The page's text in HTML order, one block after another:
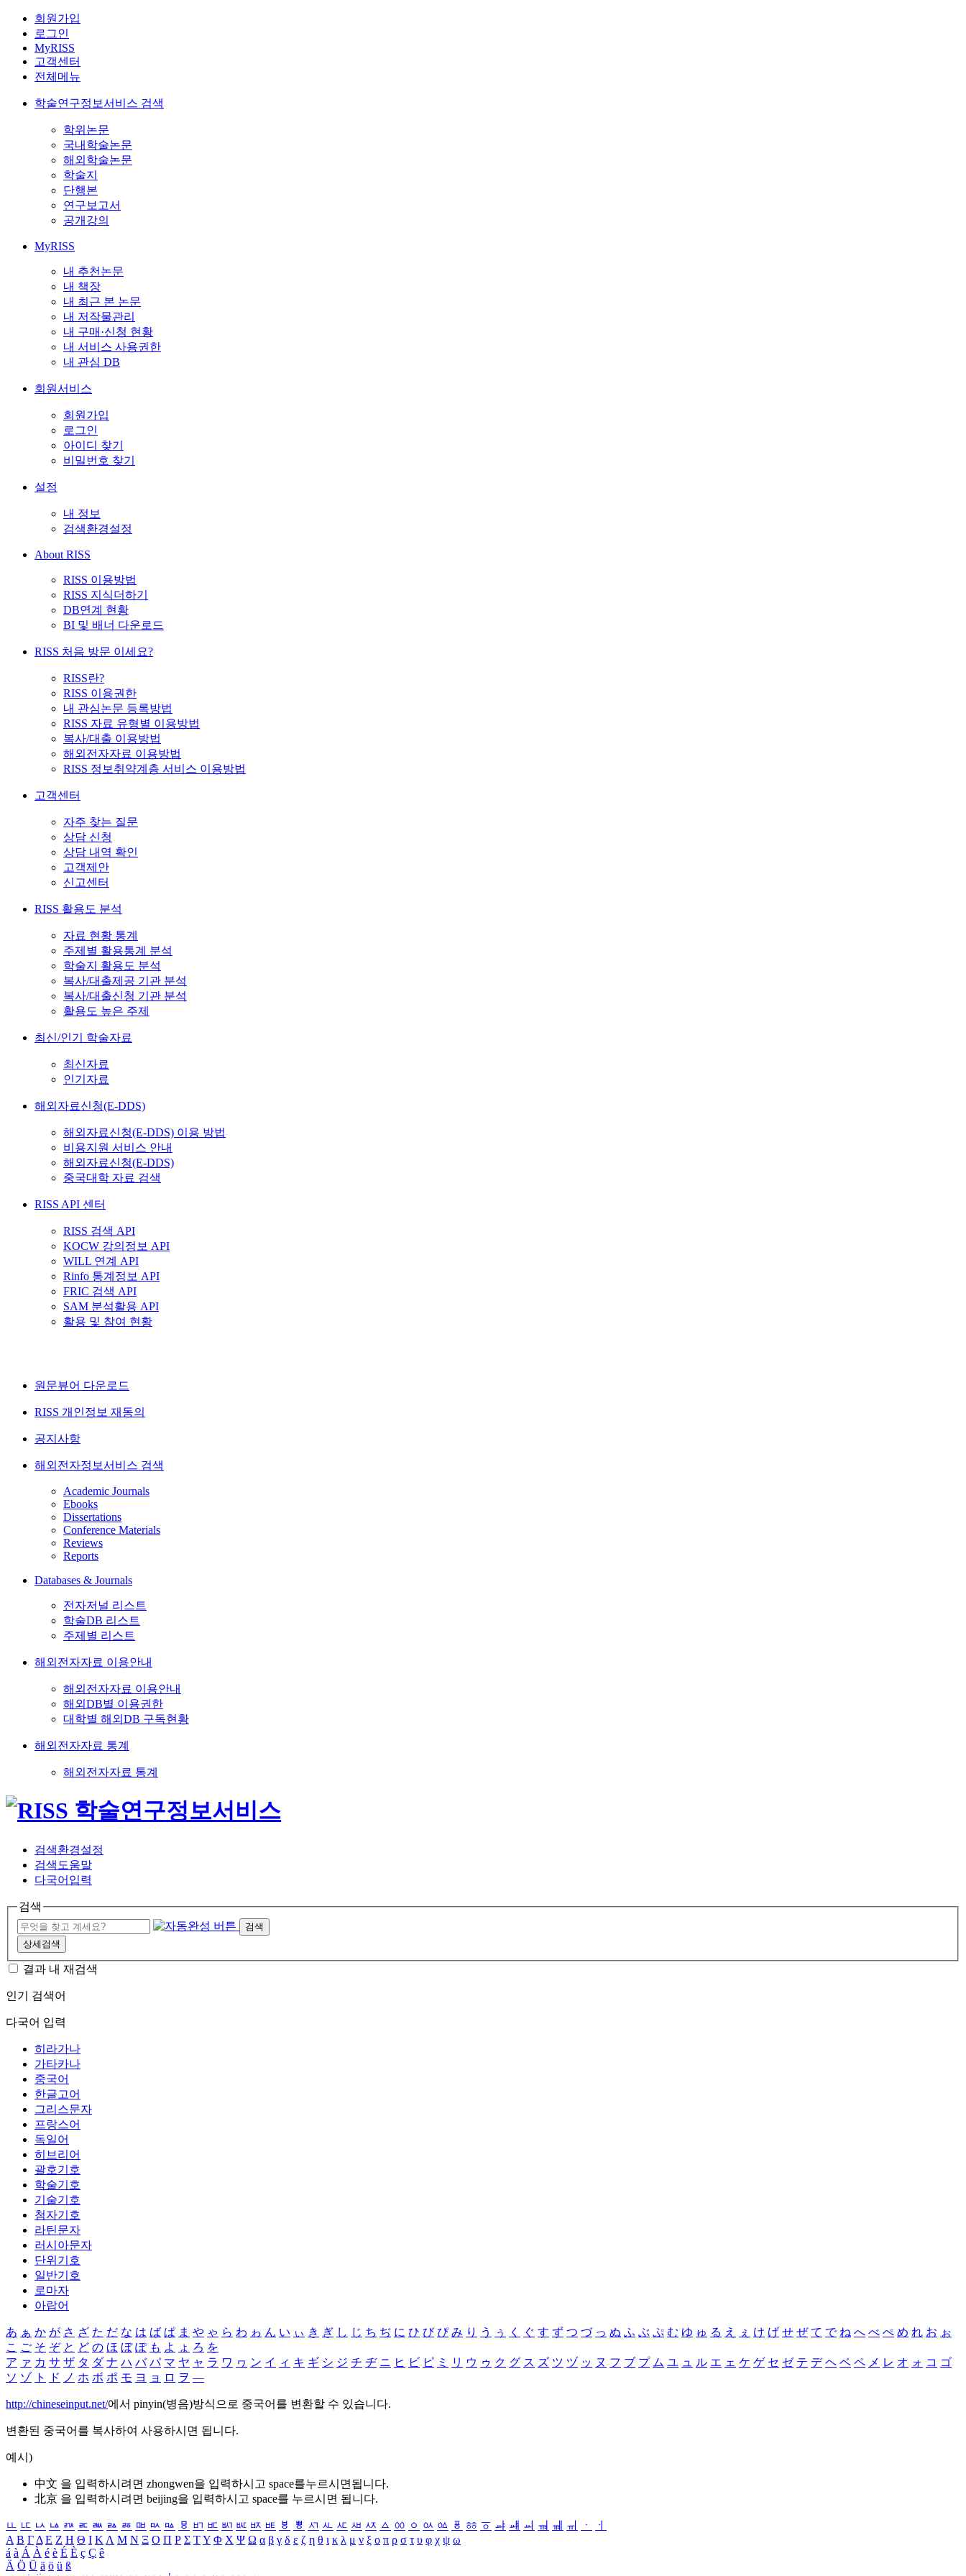
회원가입
로그인
MyRISS
고객센터
전체메뉴
학술연구정보서비스 검색
학위논문
국내학술논문
해외학술논문
학술지
단행본
연구보고서
공개강의
MyRISS
내 추천논문
내 책장
내 최근 본 논문
내 저작물관리
내 구매·신청 현황
내 서비스 사용권한
내 관심 DB
회원서비스
회원가입
로그인
아이디 찾기
비밀번호 찾기
설정
내 정보
검색환경설정
About RISS
RISS 이용방법
RISS 지식더하기
DB연계 현황
BI 및 배너 다운로드
RISS 처음 방문 이세요?
RISS란?
RISS 이용권한
내 관심논문 등록방법
RISS 자료 유형별 이용방법
복사/대출 이용방법
해외전자자료 이용방법
RISS 정보취약계층 서비스 이용방법
고객센터
자주 찾는 질문
상담 신청
상담 내역 확인
고객제안
신고센터
RISS 활용도 분석
자료 현황 통계
주제별 활용통계 분석
학술지 활용도 분석
복사/대출제공 기관 분석
복사/대출신청 기관 분석
활용도 높은 주제
최신/인기 학술자료
최신자료
인기자료
해외자료신청(E-DDS)
해외자료신청(E-DDS) 이용 방법
비용지원 서비스 안내
해외자료신청(E-DDS)
중국대학 자료 검색
RISS API 센터
RISS 검색 API
KOCW 강의정보 API
WILL 연계 API
Rinfo 통계정보 API
FRIC 검색 API
SAM 분석활용 API
활용 및 참여 현황
원문뷰어 다운로드
RISS 개인정보 재동의
공지사항
해외전자정보서비스 검색
Academic Journals
Ebooks
Dissertations
Conference Materials
Reviews
Reports
Databases & Journals
전자저널 리스트
학술DB 리스트
주제별 리스트
해외전자자료 이용안내
해외전자자료 이용안내
해외DB별 이용권한
대학별 해외DB 구독현황
해외전자자료 통계
해외전자자료 통계
검색환경설정
검색도움말
다국어입력
검색
검색
상세검색
결과 내 재검색
인기 검색어
다국어 입력
히라가나
가타카나
중국어
한글고어
그리스문자
프랑스어
독일어
히브리어
괄호기호
학술기호
기술기호
첨자기호
라틴문자
러시아문자
단위기호
일반기호
로마자
아랍어
あ ぁ か が さ ざ た だ な は ば ぱ ま や ゃ ら わ ゎ ん い ぃ き ぎ し じ ち ぢ に ひ び ぴ み り う ぅ く ぐ す ず つ づ っ ぬ ふ ぶ ぷ む ゆ ゅ る え ぇ け げ せ ぜ て で ね へ べ ぺ め れ お ぉ
こ ご そ ぞ と ど の ほ ぼ ぽ も よ ょ ろ を
ア ァ カ サ ザ タ ダ ナ ハ バ パ マ ヤ ャ ラ ワ ヮ ン イ ィ キ ギ シ ジ チ ヂ ニ ヒ ビ ピ ミ リ ウ ゥ ク グ ス ズ ツ ヅ ッ ヌ フ ブ プ ム ユ ュ ル エ ェ ケ ゲ セ ゼ テ デ ヘ ベ ペ メ レ オ ォ コ ゴ
ソ ゾ ト ド ノ ホ ボ ポ モ ヨ ョ ロ ヲ ―
http://chineseinput.net/에서 pinyin(병음)방식으로 중국어를 변환할 수 있습니다.
변환된 중국어를 복사하여 사용하시면 됩니다.
예시)
中文 을 입력하시려면 zhongwen을 입력하시고 space를누르시면됩니다.
北京 을 입력하시려면 beijing을 입력하시고 space를 누르시면 됩니다.
ㅥ ㅦ ㅧ ㅨ ㅩ ㅪ ㅫ ㅬ ㅭ ㅮ ㅯ ㅰ ㅱ ㅲ ㅳ ㅴ ㅵ ㅶ ㅷ ㅸ ㅹ ㅺ ㅻ ㅼ ㅽ ㅾ ㅿ ㆀ ㆁ ㆂ ㆃ ㆄ ㆅ ㆆ ㆇ ㆈ ㆉ ㆊ ㆋ ㆌ ㆍ
ㆎ
Α Β ΓΔ Ε Ζ Η Θ Ι ΚΛ Μ Ν Ξ Ο Π Ρ Σ ΤΥ Φ Χ Ψ Ω α β γ δ ε ζ η θ ι κ λ μ ν ξ ο π ρ σ τ υ φ χ ψ ω
á à Á À é è É È ç Ç ê
Ä Ö Ü ä ö ü ß